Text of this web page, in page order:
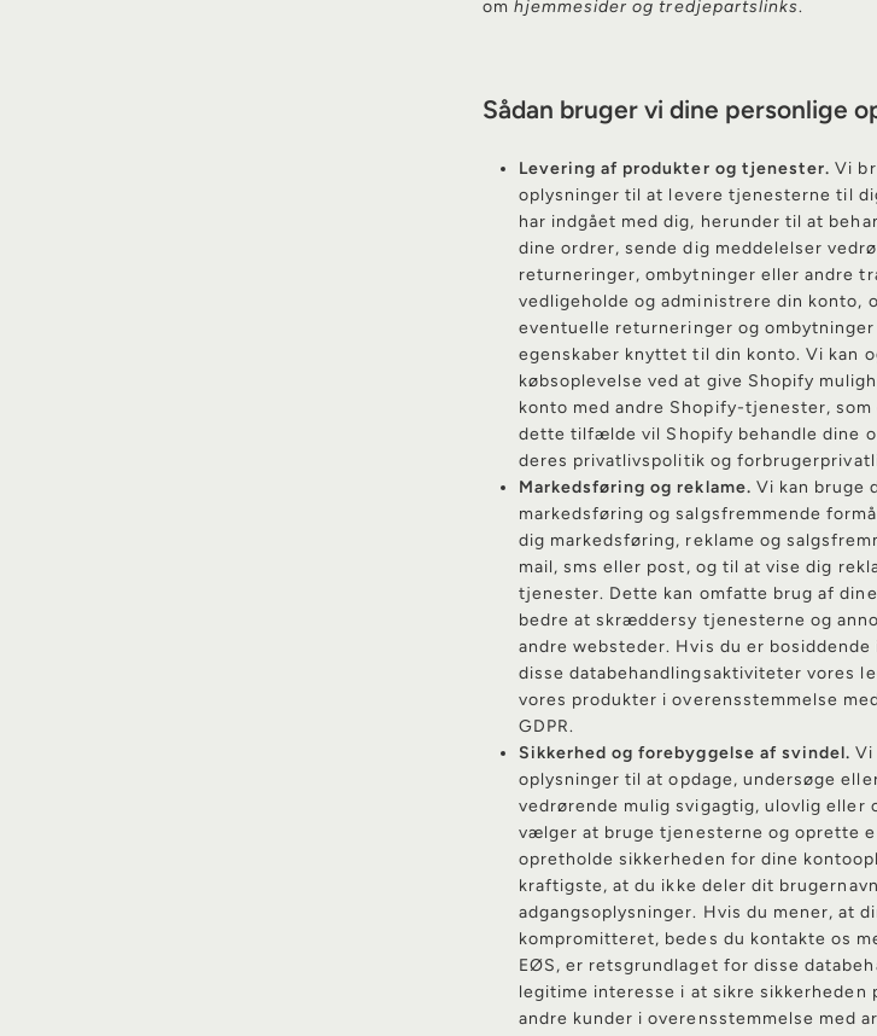
om hjemmesider og tredjepartslinks.
Sådan bruger vi dine personlige
Levering af produkter og tjenester. Vi
oplysninger til at levere tjenesterne til
har indgået med dig, herunder til at
dine ordrer, sende dig meddelelser
returneringer, ombytninger eller andre
vedligeholde og administrere din konto,
eventuelle returneringer og
egenskaber knyttet til din konto. Vi kan
købsoplevelse ved at give Shopify
konto med andre Shopify-tjenester,
dette tilfælde vil Shopify behandle dine
deres privatlivspolitik og
Markedsføring og reklame. Vi kan bruge
markedsføring og salgsfremmende
dig markedsføring, reklame og
mail, sms eller post, og til at vise dig
tjenester. Dette kan omfatte brug af
bedre at skræddersy tjenesterne og
andre websteder. Hvis du er
disse databehandlingsaktiviteter vores
vores produkter i overensstemmelse
GDPR.
Sikkerhed og forebyggelse af svindel. Vi
oplysninger til at opdage, undersøge
vedrørende mulig svigagtig, ulovlig eller
vælger at bruge tjenesterne og oprette
opretholde sikkerheden for dine
kraftigste, at du ikke deler dit
adgangsoplysninger. Hvis du mener, at
kompromitteret, bedes du kontakte os
EØS, er retsgrundlaget for disse
legitime interesse i at sikre sikkerheden
andre kunder i overensstemmelse med